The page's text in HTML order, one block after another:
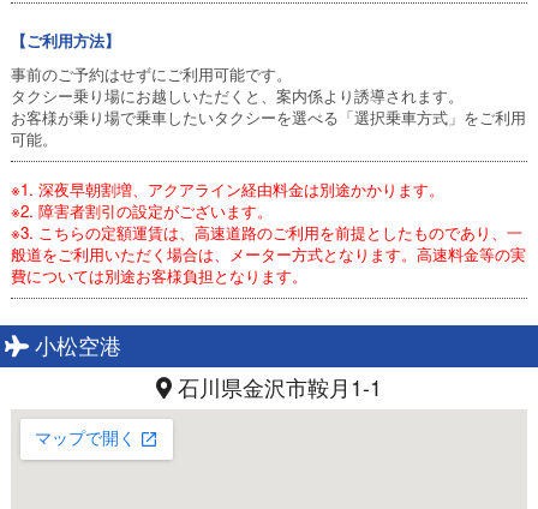
【ご利用方法】
事前のご予約はせずにご利用可能です。
タクシー乗り場にお越しいただくと、案内係より誘導されます。
お客様が乗り場で乗車したいタクシーを選べる「選択乗車方式」をご利用
可能。
※1. 深夜早朝割増、アクアライン経由料金は別途かかります。
※2. 障害者割引の設定がございます。
※3. こちらの定額運賃は、高速道路のご利用を前提としたものであり、一
般道をご利用いただく場合は、メーター方式となります。高速料金等の実
費については別途お客様負担となります。
小松空港
石川県金沢市鞍月1-1